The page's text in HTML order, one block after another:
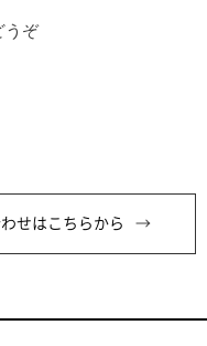
うぞ
せはこちらから